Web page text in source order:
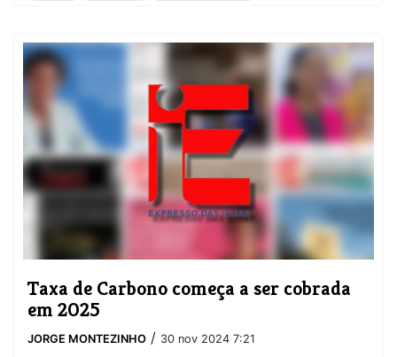
Taxa de Carbono começa a ser cobrada
em 2025
JORGE MONTEZINHO / 30 nov 2024 7:21